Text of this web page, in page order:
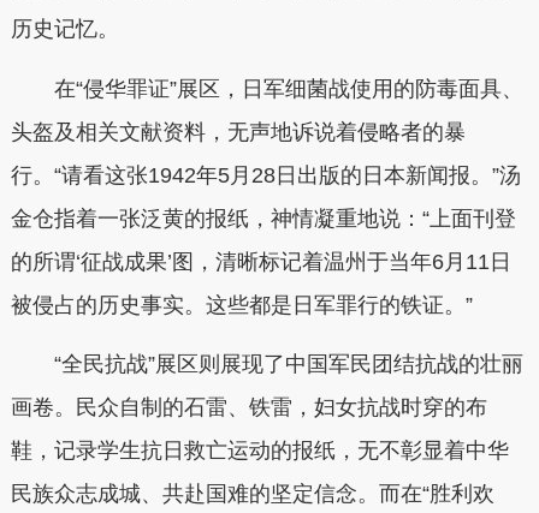
历史记忆。
在“侵华罪证”展区，日军细菌战使用的防毒面具、
头盔及相关文献资料，无声地诉说着侵略者的暴
行。“请看这张1942年5月28日出版的日本新闻报。”汤
金仓指着一张泛黄的报纸，神情凝重地说：“上面刊登
的所谓‘征战成果’图，清晰标记着温州于当年6月11日
被侵占的历史事实。这些都是日军罪行的铁证。”
“全民抗战”展区则展现了中国军民团结抗战的壮丽
画卷。民众自制的石雷、铁雷，妇女抗战时穿的布
鞋，记录学生抗日救亡运动的报纸，无不彰显着中华
民族众志成城、共赴国难的坚定信念。而在“胜利欢